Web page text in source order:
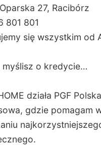
27, Racibórz
801 801
się wszystkim od
myślisz o kredycie…
działa PGF
gdzie pomagam